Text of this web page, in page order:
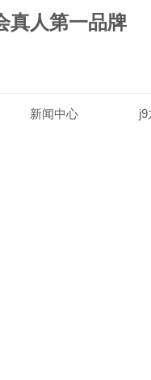
真人第一品牌
新闻中心